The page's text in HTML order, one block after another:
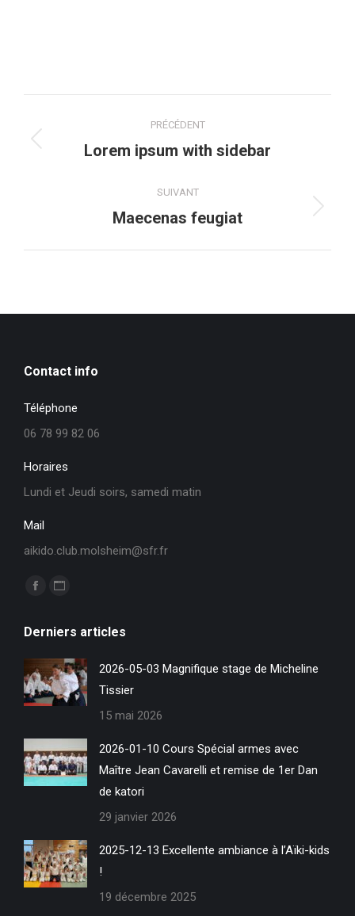
de
commentaire
PRÉCÉDENT
Onglet
Lorem ipsum with sidebar
SUIVANT
Projets
Maecenas feugiat
Contact info
Téléphone
06 78 99 82 06
Horaires
Lundi et Jeudi soirs, samedi matin
Mail
aikido.club.molsheim@sfr.fr
Trouvez nous sur :
La
Facebook
s'ouvre
dans
une
fenêtre
La
Site
Web
s'ouvre
dans
nouvelle
fenêtre
Derniers articles
2026-05-03 Magnifique stage de Micheline
Tissier
15 mai 2026
2026-01-10 Cours Spécial armes avec
Maître Jean Cavarelli et remise de 1er Dan
de katori
29 janvier 2026
2025-12-13 Excellente ambiance à l’Aïki-kids
!
19 décembre 2025